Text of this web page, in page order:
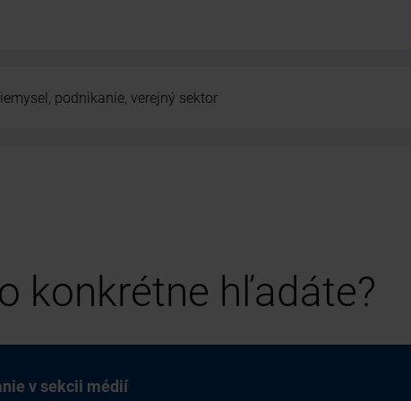
podnikanie, verejný sektor
konkrétne hľadáte?
v sekcii médií